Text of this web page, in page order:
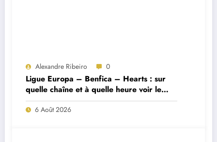
Alexandre Ribeiro 0
Ligue Europa – Benfica – Hearts : sur
quelle chaîne et à quelle heure voir le
match ?
6 Août 2026